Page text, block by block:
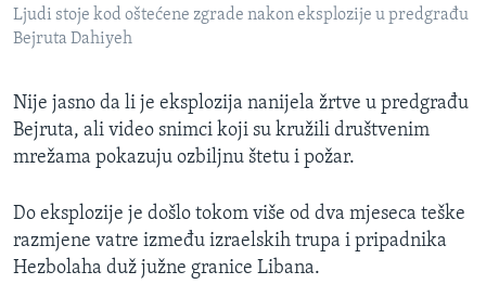
Ljudi stoje kod oštećene zgrade nakon eksplozije u predgrađu
Bejruta Dahiyeh
Nije jasno da li je eksplozija nanijela žrtve u predgrađu
Bejruta, ali video snimci koji su kružili društvenim
mrežama pokazuju ozbiljnu štetu i požar.
Do eksplozije je došlo tokom više od dva mjeseca teške
razmjene vatre između izraelskih trupa i pripadnika
Hezbolaha duž južne granice Libana.